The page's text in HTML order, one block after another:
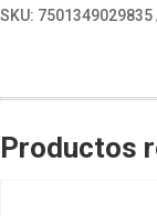
SKU: 7501349029835
Productos